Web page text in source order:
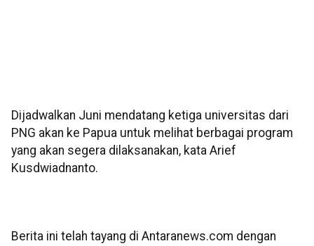
Dijadwalkan Juni mendatang ketiga universitas dari
PNG akan ke Papua untuk melihat berbagai program
yang akan segera dilaksanakan, kata Arief
Kusdwiadnanto.
Berita ini telah tayang di Antaranews.com dengan